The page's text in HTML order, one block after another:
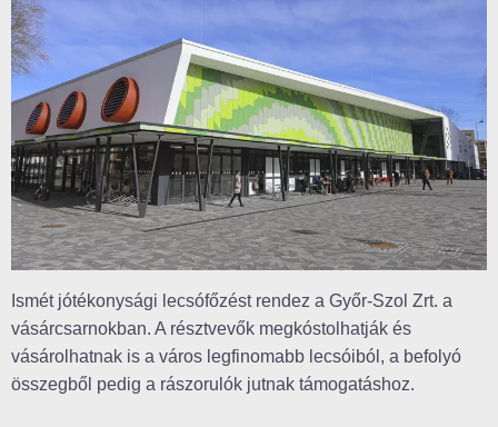
Ismét jótékonysági lecsófőzést rendez a Győr-Szol Zrt. a
vásárcsarnokban. A résztvevők megkóstolhatják és
vásárolhatnak is a város legfinomabb lecsóiból, a befolyó
összegből pedig a rászorulók jutnak támogatáshoz.